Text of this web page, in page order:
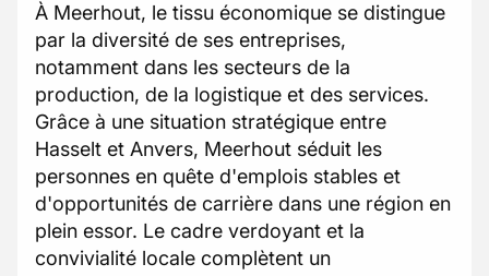
À Meerhout, le tissu économique se distingue
par la diversité de ses entreprises,
notamment dans les secteurs de la
production, de la logistique et des services.
Grâce à une situation stratégique entre
Hasselt et Anvers, Meerhout séduit les
personnes en quête d'emplois stables et
d'opportunités de carrière dans une région en
plein essor. Le cadre verdoyant et la
convivialité locale complètent un